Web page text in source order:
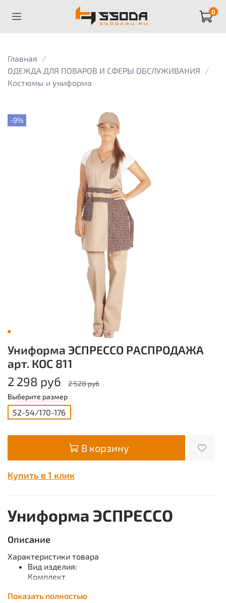
0
Главная
ОДЕЖДА ДЛЯ ПОВАРОВ И СФЕРЫ ОБСЛУЖИВАНИЯ
Костюмы и униформа
-9%
Униформа ЭСПРЕССО РАСПРОДАЖА
арт. КОС 811
2 298 руб
2 528 руб
Выберите размер
52-54/170-176
В корзину
Купить в 1 клик
Униформа ЭСПРЕССО
Описание
Характеристики товара
Вид изделия:
Комплект
Фартук, брюки, козырёк
Показать полностью